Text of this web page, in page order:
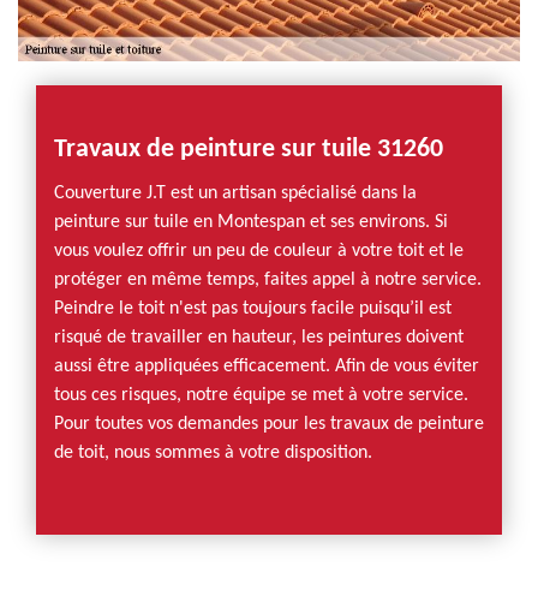
Travaux de peinture sur tuile 31260
Couverture J.T est un artisan spécialisé dans la
peinture sur tuile en Montespan et ses environs. Si
vous voulez offrir un peu de couleur à votre toit et le
protéger en même temps, faites appel à notre service.
Peindre le toit n'est pas toujours facile puisqu’il est
risqué de travailler en hauteur, les peintures doivent
aussi être appliquées efficacement. Afin de vous éviter
tous ces risques, notre équipe se met à votre service.
Pour toutes vos demandes pour les travaux de peinture
de toit, nous sommes à votre disposition.